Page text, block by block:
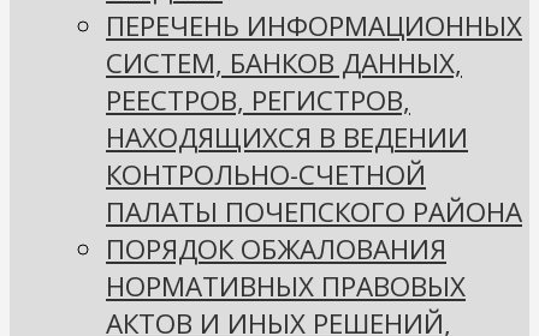
ПЕРЕЧЕНЬ ИНФОРМАЦИОННЫХ
СИСТЕМ, БАНКОВ ДАННЫХ,
РЕЕСТРОВ, РЕГИСТРОВ,
НАХОДЯЩИХСЯ В ВЕДЕНИИ
КОНТРОЛЬНО-СЧЕТНОЙ
ПАЛАТЫ ПОЧЕПСКОГО РАЙОНА
ПОРЯДОК ОБЖАЛОВАНИЯ
НОРМАТИВНЫХ ПРАВОВЫХ
АКТОВ И ИНЫХ РЕШЕНИЙ,